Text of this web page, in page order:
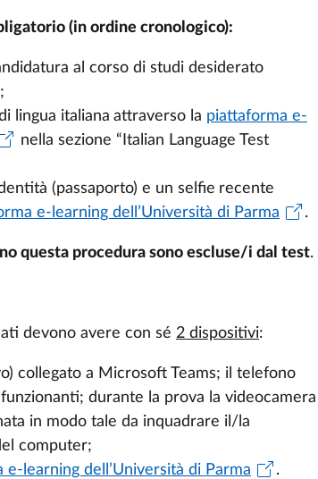
(in ordine cronologico):
al corso di studi desiderato
;
lingua italiana attraverso la piattaforma e-
nella sezione “Italian Language Test
(passaporto) e un selfie recente
e-learning dell’Università di Parma
.
questa procedura sono escluse/i dal test.
devono avere con sé 2 dispositivi:
collegato a Microsoft Teams; il telefono
durante la prova la videocamera
in modo tale da inquadrare il/la
computer;
e-learning dell’Università di Parma
.